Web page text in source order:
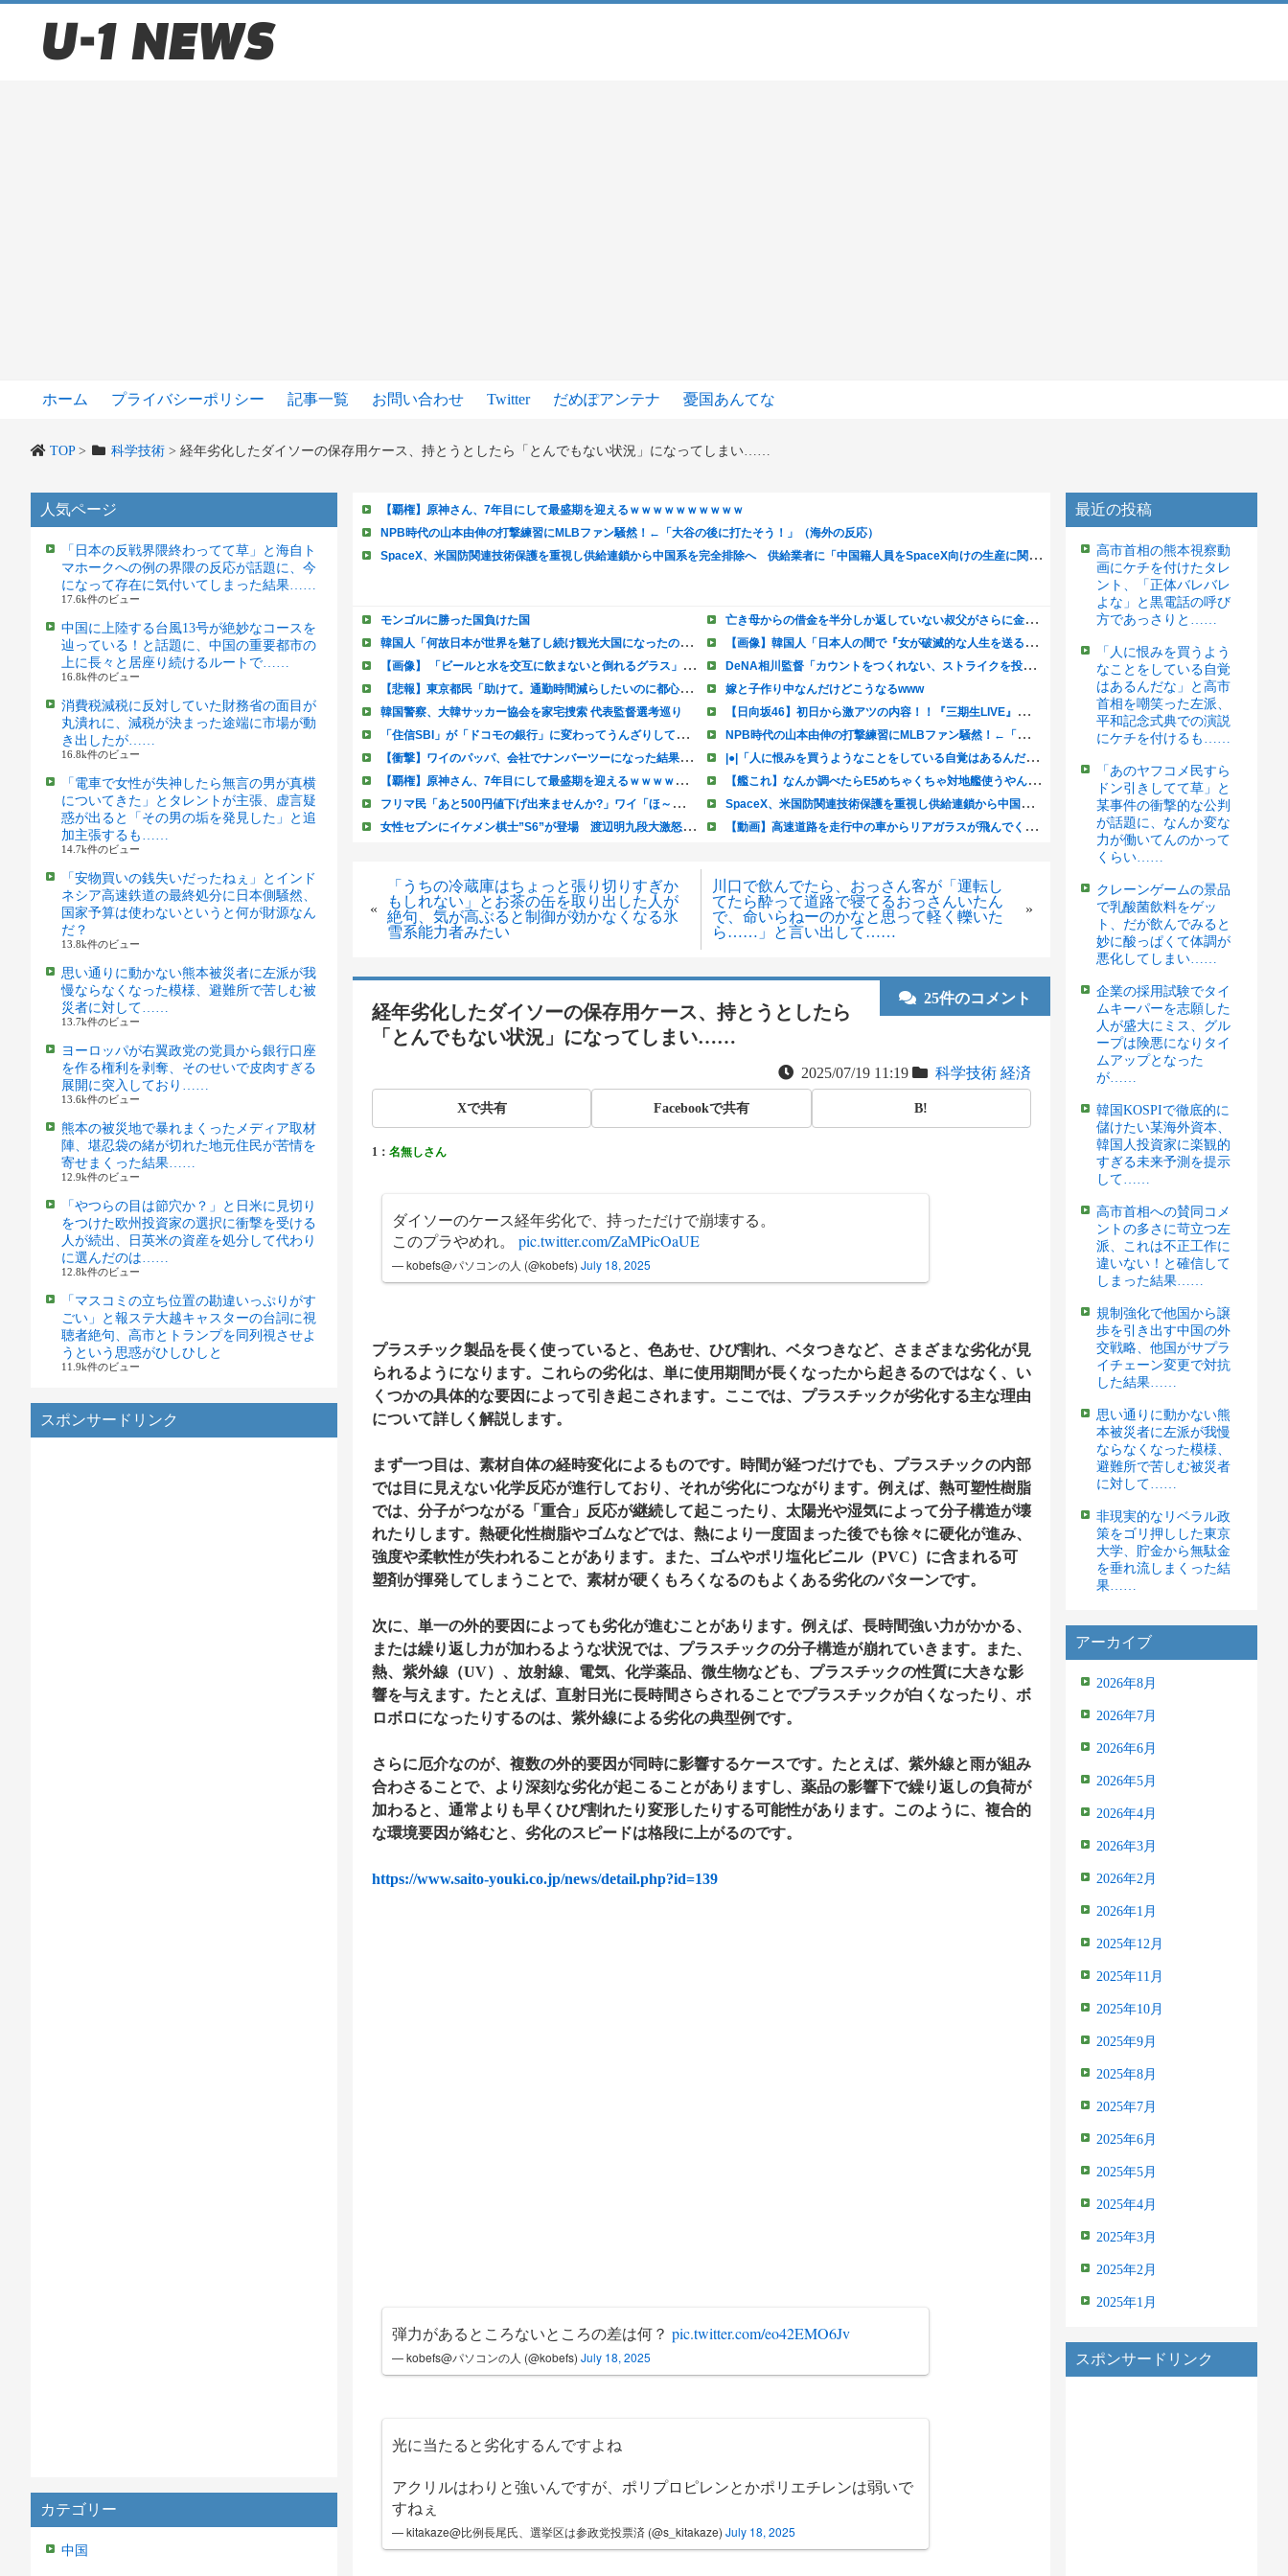
ホーム プライバシーポリシー 記事一覧 お問い合わせ Twitter だめぽアンテナ 憂国あんてな
TOP> 科学技術> 経年劣化したダイソーの保存用ケース、持とうとしたら「とんでもない状況」になってしまい……
人気ページ
「日本の反戦界隈終わってて草」と海自ト
マホークへの例の界隈の反応が話題に、今
になって存在に気付いてしまった結果……
17.6k件のビュー
中国に上陸する台風13号が絶妙なコースを
辿っている！と話題に、中国の重要都市の
上に長々と居座り続けるルートで……
16.8k件のビュー
消費税減税に反対していた財務省の面目が
丸潰れに、減税が決まった途端に市場が動
き出したが……
16.8k件のビュー
「電車で女性が失神したら無言の男が真横
についてきた」とタレントが主張、虚言疑
惑が出ると「その男の垢を発見した」と追
加主張するも……
14.7k件のビュー
「安物買いの銭失いだったねぇ」とインド
ネシア高速鉄道の最終処分に日本側騒然、
国家予算は使わないというと何が財源なん
だ？
13.8k件のビュー
思い通りに動かない熊本被災者に左派が我
慢ならなくなった模様、避難所で苦しむ被
災者に対して……
13.7k件のビュー
ヨーロッパが右翼政党の党員から銀行口座
を作る権利を剥奪、そのせいで皮肉すぎる
展開に突入しており……
13.6k件のビュー
熊本の被災地で暴れまくったメディア取材
陣、堪忍袋の緒が切れた地元住民が苦情を
寄せまくった結果……
12.9k件のビュー
「やつらの目は節穴か？」と日米に見切り
をつけた欧州投資家の選択に衝撃を受ける
人が続出、日英米の資産を処分して代わり
に選んだのは……
12.8k件のビュー
「マスコミの立ち位置の勘違いっぷりがす
ごい」と報ステ大越キャスターの台詞に視
聴者絶句、高市とトランプを同列視させよ
うという思惑がひしひしと
11.9k件のビュー
スポンサードリンク
カテゴリー
中国
«
「うちの冷蔵庫はちょっと張り切りすぎか
もしれない」とお茶の缶を取り出した人が
絶句、気が高ぶると制御が効かなくなる氷
雪系能力者みたい
川口で飲んでたら、おっさん客が「運転し
てたら酔って道路で寝てるおっさんいたん
で、命いらねーのかなと思って軽く轢いた
ら……」と言い出して……
»
25件のコメント
経年劣化したダイソーの保存用ケース、持とうとしたら
「とんでもない状況」になってしまい……
2025/07/19 11:19 科学技術 経済
Xで共有 Facebookで共有 B!
1： 名無しさん
ダイソーのケース経年劣化で、持っただけで崩壊する。
このプラやめれ。 pic.twitter.com/ZaMPicOaUE
— kobefs@パソコンの人 (@kobefs) July 18, 2025
プラスチック製品を長く使っていると、色あせ、ひび割れ、ベタつきなど、さまざまな劣化が見
られるようになります。これらの劣化は、単に使用期間が長くなったから起きるのではなく、い
くつかの具体的な要因によって引き起こされます。ここでは、プラスチックが劣化する主な理由
について詳しく解説します。
まず一つ目は、素材自体の経時変化によるものです。時間が経つだけでも、プラスチックの内部
では目に見えない化学反応が進行しており、それが劣化につながります。例えば、熱可塑性樹脂
では、分子がつながる「重合」反応が継続して起こったり、太陽光や湿気によって分子構造が壊
れたりします。熱硬化性樹脂やゴムなどでは、熱により一度固まった後でも徐々に硬化が進み、
強度や柔軟性が失われることがあります。また、ゴムやポリ塩化ビニル（PVC）に含まれる可
塑剤が揮発してしまうことで、素材が硬くもろくなるのもよくある劣化のパターンです。
次に、単一の外的要因によっても劣化が進むことがあります。例えば、長時間強い力がかかる、
または繰り返し力が加わるような状況では、プラスチックの分子構造が崩れていきます。また、
熱、紫外線（UV）、放射線、電気、化学薬品、微生物なども、プラスチックの性質に大きな影
響を与えます。たとえば、直射日光に長時間さらされることでプラスチックが白くなったり、ボ
ロボロになったりするのは、紫外線による劣化の典型例です。
さらに厄介なのが、複数の外的要因が同時に影響するケースです。たとえば、紫外線と雨が組み
合わさることで、より深刻な劣化が起こることがありますし、薬品の影響下で繰り返しの負荷が
加わると、通常よりも早くひび割れたり変形したりする可能性があります。このように、複合的
な環境要因が絡むと、劣化のスピードは格段に上がるのです。
https://www.saito-youki.co.jp/news/detail.php?id=139
弾力があるところないところの差は何？ pic.twitter.com/eo42EMO6Jv
— kobefs@パソコンの人 (@kobefs) July 18, 2025
光に当たると劣化するんですよね
アクリルはわりと強いんですが、ポリプロピレンとかポリエチレンは弱いで
すねぇ
— kitakaze@比例長尾氏、選挙区は参政党投票済 (@s_kitakaze) July 18, 2025
最近の投稿
高市首相の熊本視察動
画にケチを付けたタレ
ント、「正体バレバレ
よな」と黒電話の呼び
方であっさりと……
「人に恨みを買うよう
なことをしている自覚
はあるんだな」と高市
首相を嘲笑った左派、
平和記念式典での演説
にケチを付けるも……
「あのヤフコメ民すら
ドン引きしてて草」と
某事件の衝撃的な公判
が話題に、なんか変な
力が働いてんのかって
くらい……
クレーンゲームの景品
で乳酸菌飲料をゲッ
ト、だが飲んでみると
妙に酸っぱくて体調が
悪化してしまい……
企業の採用試験でタイ
ムキーパーを志願した
人が盛大にミス、グル
ープは険悪になりタイ
ムアップとなった
が……
韓国KOSPIで徹底的に
儲けたい某海外資本、
韓国人投資家に楽観的
すぎる未来予測を提示
して……
高市首相への賛同コメ
ントの多さに苛立つ左
派、これは不正工作に
違いない！と確信して
しまった結果……
規制強化で他国から譲
歩を引き出す中国の外
交戦略、他国がサプラ
イチェーン変更で対抗
した結果……
思い通りに動かない熊
本被災者に左派が我慢
ならなくなった模様、
避難所で苦しむ被災者
に対して……
非現実的なリベラル政
策をゴリ押しした東京
大学、貯金から無駄金
を垂れ流しまくった結
果……
アーカイブ
2026年8月
2026年7月
2026年6月
2026年5月
2026年4月
2026年3月
2026年2月
2026年1月
2025年12月
2025年11月
2025年10月
2025年9月
2025年8月
2025年7月
2025年6月
2025年5月
2025年4月
2025年3月
2025年2月
2025年1月
スポンサードリンク